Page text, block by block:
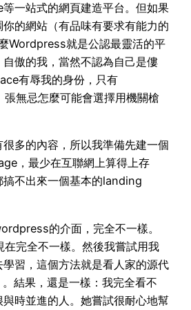
一站式的網頁建造平台。但如果
的網站（有品味有要求有能力的
Wordpress就是公認最靈活的平
傲的我，當然不認為自己是僂
有辱我的身份，只有
無忌怎麼可能會選擇用機關槍
多的內容，所以我準備先建一個
，最少在互聯網上算得上存
搞不出來一個基本的landing
的介面，完全不一樣。
完全不一樣。然後我嘗試用我
習，這個方法就是看人家的源代
結果，還是一樣：我完全看不
時並進的人。她嘗試很耐心地幫